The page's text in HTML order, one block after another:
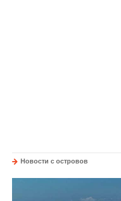
Новости с островов